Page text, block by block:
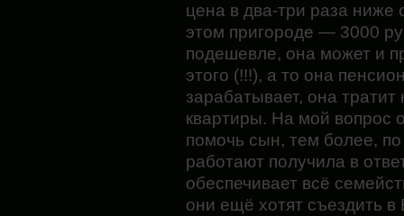
цена в два-три раза ниже
этом пригороде — 3000
подешевле, она может и
этого (!!!), а то она
зарабатывает, она
квартиры. На мой вопрос
помочь сын, тем более,
работают получила в
обеспечивает всё
они ещё хотят съездить в